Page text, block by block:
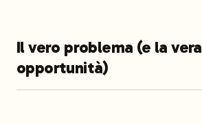
Il vero problema (e la vera
opportunità)